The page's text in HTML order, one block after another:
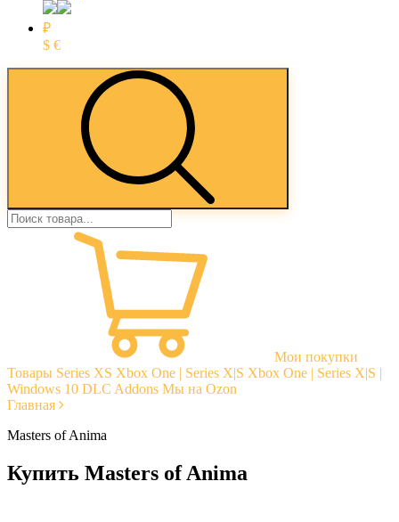
₽
$ €
Мои покупки
Товары Series XS Xbox One | Series X|S Xbox One | Series X|S |
Windows 10 DLC Addons Мы на Ozon
Главная
Masters of Anima
Купить Masters of Anima